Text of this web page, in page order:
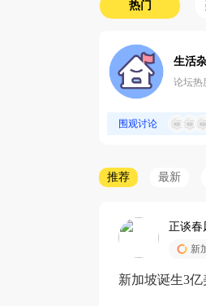
热门
生活
论坛热
围观讨论
推荐 最新
正谈春
新
新加坡诞生3